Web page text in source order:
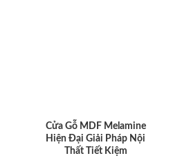
Cửa Gỗ MDF Melamine
Hiện Đại Giải Pháp Nội
Thất Tiết Kiệm